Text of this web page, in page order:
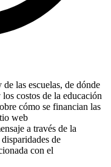
las escuelas, de dónde
costos de la educación
cómo se financian las
web
a través de la
de
con el